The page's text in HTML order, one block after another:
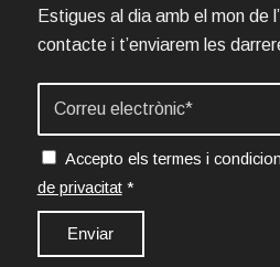
Estigues al dia amb el mon de
contacte i t’enviarem les
Accepto els termes i
de privacitat *